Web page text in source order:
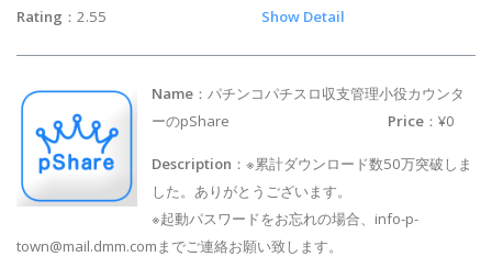
Rating ：2.55 Show Detail
Name ：パチンコパチスロ収支管理小役カウンタ
ーのpShare
Price ：¥0
Description ：※累計ダウンロード数50万突破しま
した。ありがとうございます。
※起動パスワードをお忘れの場合、 info-p-
town@mail.dmm.comまでご連絡お願い致します。